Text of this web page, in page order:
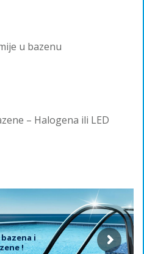
u bazenu
– Halogena ili LED
i
!